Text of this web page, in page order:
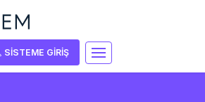
SİSTEME GİRİŞ